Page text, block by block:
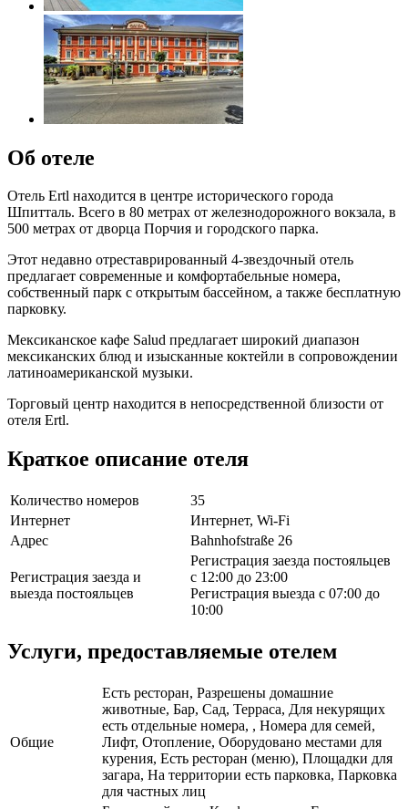
Об отеле
Отель Ertl находится в центре исторического города
Шпитталь. Всего в 80 метрах от железнодорожного вокзала, в
500 метрах от дворца Порчия и городского парка.
Этот недавно отреставрированный 4-звездочный отель
предлагает современные и комфортабельные номера,
собственный парк с открытым бассейном, а также бесплатную
парковку.
Мексиканское кафе Salud предлагает широкий диапазон
мексиканских блюд и изысканные коктейли в сопровождении
латиноамериканской музыки.
Торговый центр находится в непосредственной близости от
отеля Ertl.
Краткое описание отеля
Количество номеров
35
Интернет
Интернет, Wi-Fi
Адрес
Bahnhofstraße 26
Регистрация заезда и
выезда постояльцев
Регистрация заезда постояльцев
с 12:00 до 23:00
Регистрация выезда с 07:00 до
10:00
Услуги, предоставляемые отелем
Общие
Есть ресторан, Разрешены домашние
животные, Бар, Сад, Терраса, Для некурящих
есть отдельные номера, , Номера для семей,
Лифт, Отопление, Оборудовано местами для
курения, Есть ресторан (меню), Площадки для
загара, На территории есть парковка, Парковка
для частных лиц